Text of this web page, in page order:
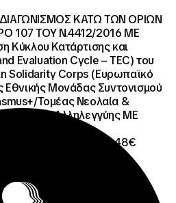
ΚΑΤΩ ΤΩΝ ΟΡΙΩΝ
107 ΤΟΥ Ν.4412/2016 ΜΕ
Κύκλου Κατάρτισης και
Evaluation Cycle – TEC) του
Solidarity Corps (Ευρωπαϊκό
Μονάδας Συντονισμού
Τομέας Νεολαία &
Σώμα Αλληλεγγύης ΜΕ
€ μη
Φ.Π.Α. ΦΠΑ 61.935,48€
€.